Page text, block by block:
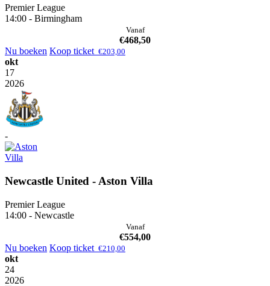
Premier League
14:00 - Birmingham
Vanaf
€468,50
Nu boeken Koop ticket €203,00
okt
17
2026
-
Newcastle United - Aston Villa
Premier League
14:00 - Newcastle
Vanaf
€554,00
Nu boeken Koop ticket €210,00
okt
24
2026